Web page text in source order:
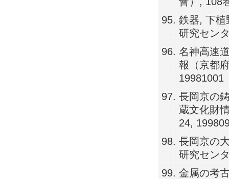
鉄器, 下植
研究セン
名神高速
報（京都
19981001
長岡京の
蔵文化財
24,
長岡京の
研究セン
金属の考